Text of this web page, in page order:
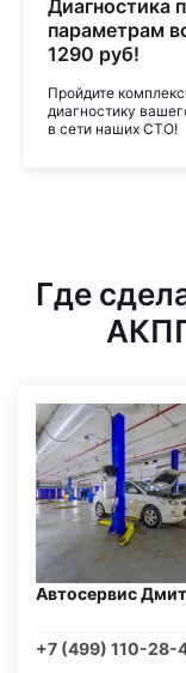
Диагностика
параметрам
1290 руб!
Пройдите
диагностику
в сети наших СТО!
Где
Автосервис
+7 (499) 110-28-